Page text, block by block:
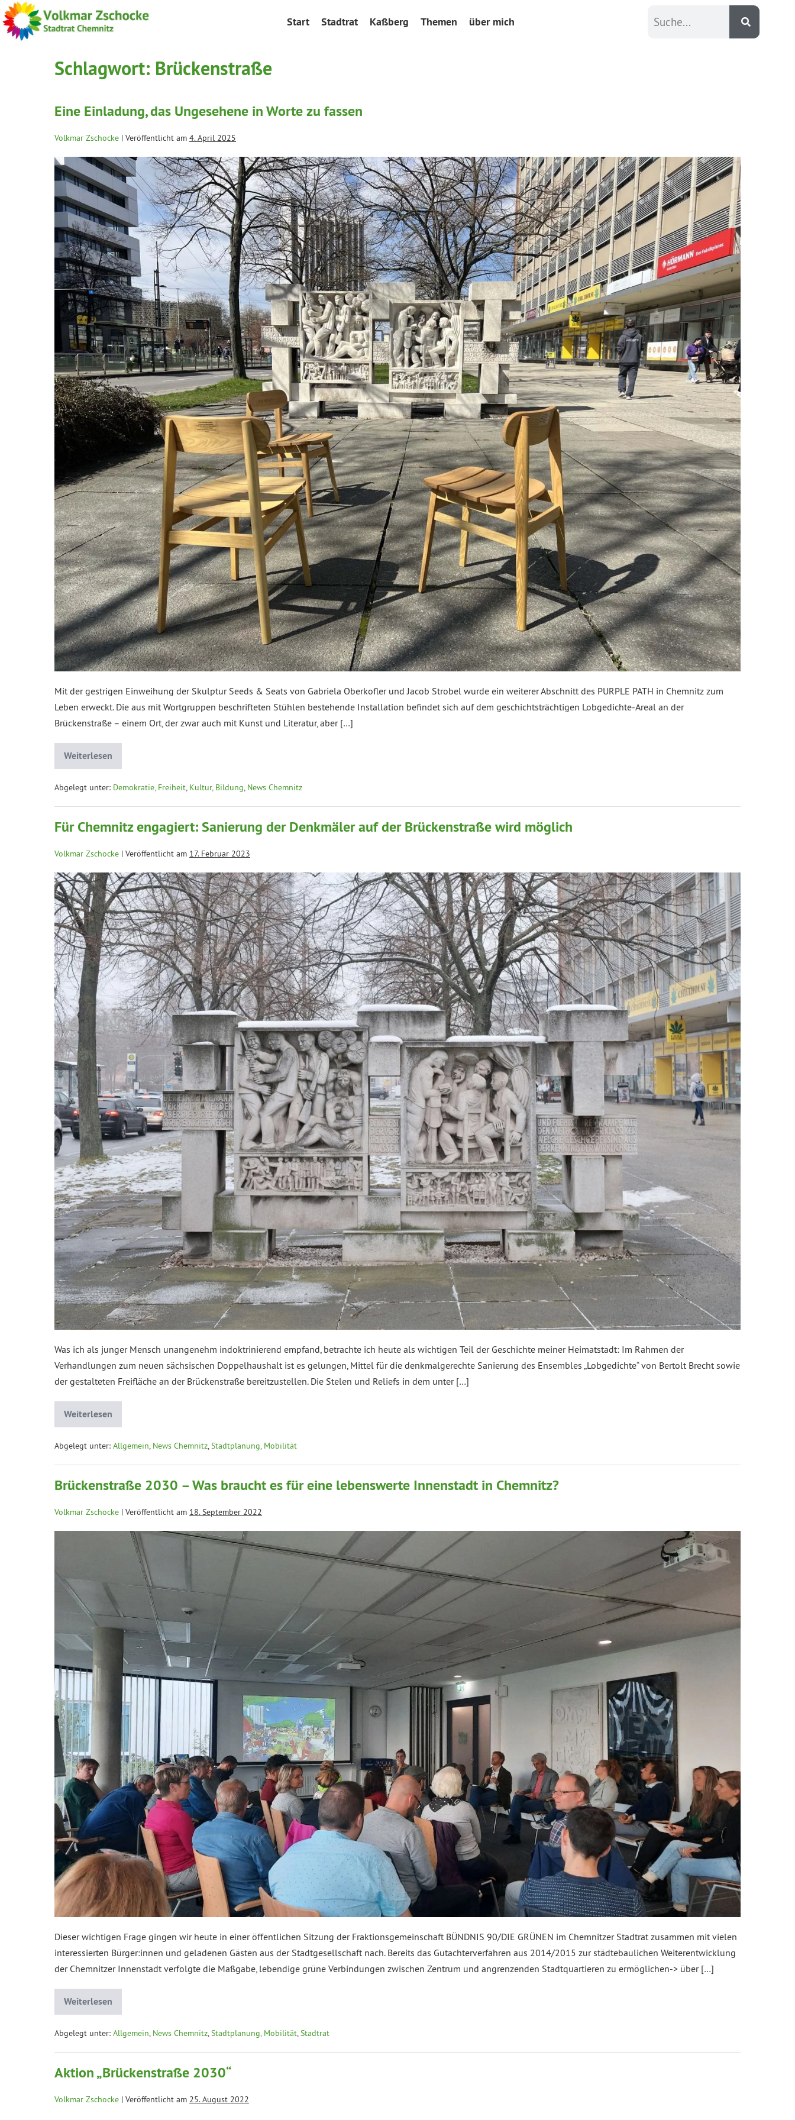
Start Stadtrat Kaßberg Themen über mich
Schlagwort: Brückenstraße
Eine Einladung, das Ungesehene in Worte zu fassen
Volkmar Zschocke | Veröffentlicht am 4. April 2025
Mit der gestrigen Einweihung der Skulptur Seeds & Seats von Gabriela Oberkofler und Jacob Strobel wurde ein weiterer Abschnitt des PURPLE PATH in Chemnitz zum
Leben erweckt. Die aus mit Wortgruppen beschrifteten Stühlen bestehende Installation befindet sich auf dem geschichtsträchtigen Lobgedichte-Areal an der
Brückenstraße – einem Ort, der zwar auch mit Kunst und Literatur, aber […]
Weiterlesen
Abgelegt unter: Demokratie, Freiheit, Kultur, Bildung, News Chemnitz
Für Chemnitz engagiert: Sanierung der Denkmäler auf der Brückenstraße wird möglich
Volkmar Zschocke | Veröffentlicht am 17. Februar 2023
Was ich als junger Mensch unangenehm indoktrinierend empfand, betrachte ich heute als wichtigen Teil der Geschichte meiner Heimatstadt: Im Rahmen der
Verhandlungen zum neuen sächsischen Doppelhaushalt ist es gelungen, Mittel für die denkmalgerechte Sanierung des Ensembles „Lobgedichte“ von Bertolt Brecht sowie
der gestalteten Freifläche an der Brückenstraße bereitzustellen. Die Stelen und Reliefs in dem unter […]
Weiterlesen
Abgelegt unter: Allgemein, News Chemnitz,Stadtplanung, Mobilität
Brückenstraße 2030 – Was braucht es für eine lebenswerte Innenstadt in Chemnitz?
Volkmar Zschocke | Veröffentlicht am 18. September 2022
Dieser wichtigen Frage gingen wir heute in einer öffentlichen Sitzung der Fraktionsgemeinschaft BÜNDNIS 90/DIE GRÜNEN im Chemnitzer Stadtrat zusammen mit vielen
interessierten Bürger:innen und geladenen Gästen aus der Stadtgesellschaft nach. Bereits das Gutachterverfahren aus 2014/2015 zur städtebaulichen Weiterentwicklung
der Chemnitzer Innenstadt verfolgte die Maßgabe, lebendige grüne Verbindungen zwischen Zentrum und angrenzenden Stadtquartieren zu ermöglichen-> über […]
Weiterlesen
Abgelegt unter: Allgemein, News Chemnitz,Stadtplanung, Mobilität,Stadtrat
Aktion „Brückenstraße 2030“
Volkmar Zschocke | Veröffentlicht am 25. August 2022